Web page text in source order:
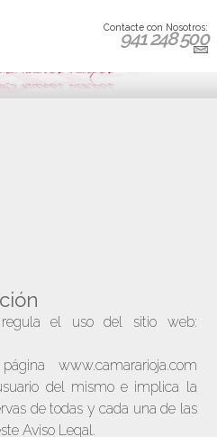
Contacte con Nosotros:
941 248 500
el uso del sitio web:
www.camararioja.com
del mismo e implica la
de todas y cada una de las
Aviso Legal.